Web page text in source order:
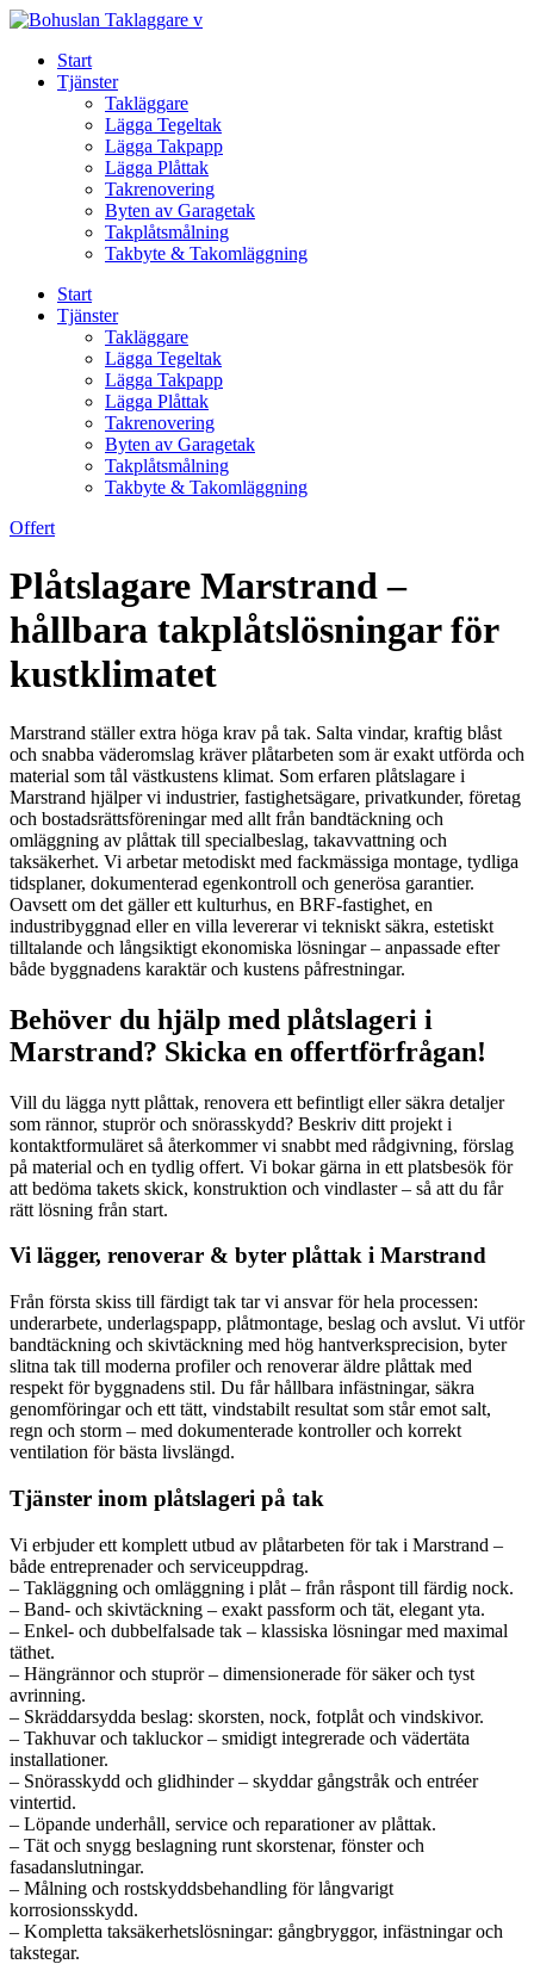
Skip
contentStart
Tjänster
Takläggare
Lägga Tegeltak
Lägga Takpapp
Lägga Plåttak
Takrenovering
Byten av Garagetak
Takplåtsmålning
Takbyte & Takomläggning
Start
Tjänster
Takläggare
Lägga Tegeltak
Lägga Takpapp
Lägga Plåttak
Takrenovering
Byten av Garagetak
Takplåtsmålning
Takbyte & Takomläggning
Offert
Plåtslagare Marstrand –
hållbara takplåtslösningar för
kustklimatet
Marstrand ställer extra höga krav på tak. Salta vindar, kraftig blåst
och snabba väderomslag kräver plåtarbeten som är exakt utförda och
material som tål västkustens klimat. Som erfaren plåtslagare i
Marstrand hjälper vi industrier, fastighetsägare, privatkunder, företag
och bostadsrättsföreningar med allt från bandtäckning och
omläggning av plåttak till specialbeslag, takavvattning och
taksäkerhet. Vi arbetar metodiskt med fackmässiga montage, tydliga
tidsplaner, dokumenterad egenkontroll och generösa garantier.
Oavsett om det gäller ett kulturhus, en BRF-fastighet, en
industribyggnad eller en villa levererar vi tekniskt säkra, estetiskt
tilltalande och långsiktigt ekonomiska lösningar – anpassade efter
både byggnadens karaktär och kustens påfrestningar.
Behöver du hjälp med plåtslageri i
Marstrand? Skicka en offertförfrågan!
Vill du lägga nytt plåttak, renovera ett befintligt eller säkra detaljer
som rännor, stuprör och snörasskydd? Beskriv ditt projekt i
kontaktformuläret så återkommer vi snabbt med rådgivning, förslag
på material och en tydlig offert. Vi bokar gärna in ett platsbesök för
att bedöma takets skick, konstruktion och vindlaster – så att du får
rätt lösning från start.
Vi lägger, renoverar & byter plåttak i Marstrand
Från första skiss till färdigt tak tar vi ansvar för hela processen:
underarbete, underlagspapp, plåtmontage, beslag och avslut. Vi utför
bandtäckning och skivtäckning med hög hantverksprecision, byter
slitna tak till moderna profiler och renoverar äldre plåttak med
respekt för byggnadens stil. Du får hållbara infästningar, säkra
genomföringar och ett tätt, vindstabilt resultat som står emot salt,
regn och storm – med dokumenterade kontroller och korrekt
ventilation för bästa livslängd.
Tjänster inom plåtslageri på tak
Vi erbjuder ett komplett utbud av plåtarbeten för tak i Marstrand –
både entreprenader och serviceuppdrag.
– Takläggning och omläggning i plåt – från råspont till färdig nock.
– Band- och skivtäckning – exakt passform och tät, elegant yta.
– Enkel- och dubbelfalsade tak – klassiska lösningar med maximal
täthet.
– Hängrännor och stuprör – dimensionerade för säker och tyst
avrinning.
– Skräddarsydda beslag: skorsten, nock, fotplåt och vindskivor.
– Takhuvar och takluckor – smidigt integrerade och vädertäta
installationer.
– Snörasskydd och glidhinder – skyddar gångstråk och entréer
vintertid.
– Löpande underhåll, service och reparationer av plåttak.
– Tät och snygg beslagning runt skorstenar, fönster och
fasadanslutningar.
– Målning och rostskyddsbehandling för långvarigt
korrosionsskydd.
– Kompletta taksäkerhetslösningar: gångbryggor, infästningar och
takstegar.